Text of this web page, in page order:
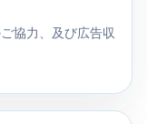
協力、及び広告収